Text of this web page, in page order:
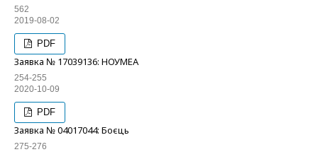
562
2019-08-02
PDF
Заявка № 17039136: НОУМЕА
254-255
2020-10-09
PDF
Заявка № 04017044: Боєць
275-276